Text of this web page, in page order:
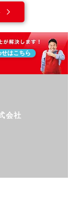
はこちら
会社